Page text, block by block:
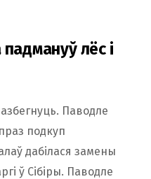
лёс і
Паводле
подкуп
дабілася замены
ў Сібіры. Паводле